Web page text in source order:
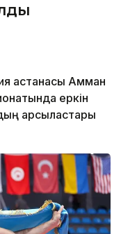
астанасы Амман
еркін
қарсыластары